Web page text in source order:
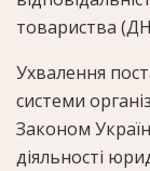
товариства
Ухвалення
системи
Законом
діяльності